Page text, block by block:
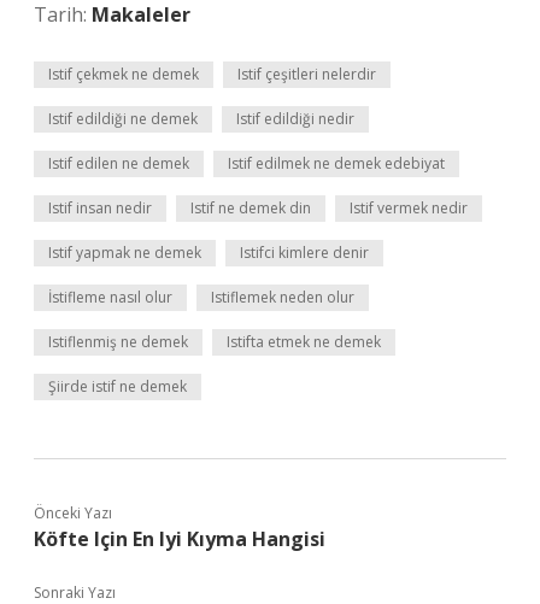
Tarih: Makaleler
Istif çekmek ne demek Istif çeşitleri nelerdir
Istif edildiği ne demek Istif edildiği nedir
Istif edilen ne demek Istif edilmek ne demek edebiyat
Istif insan nedir Istif ne demek din Istif vermek nedir
Istif yapmak ne demek Istifci kimlere denir
İstifleme nasıl olur Istiflemek neden olur
Istiflenmiş ne demek Istifta etmek ne demek
Şiirde istif ne demek
Önceki Yazı
Köfte Için En Iyi Kıyma Hangisi
Sonraki Yazı